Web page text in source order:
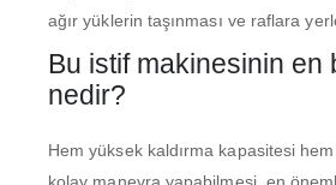
ağır yüklerin taşınması ve raflara
Bu istif makinesinin en
nedir?
Hem yüksek kaldırma kapasitesi
kolay manevra yapabilmesi, en